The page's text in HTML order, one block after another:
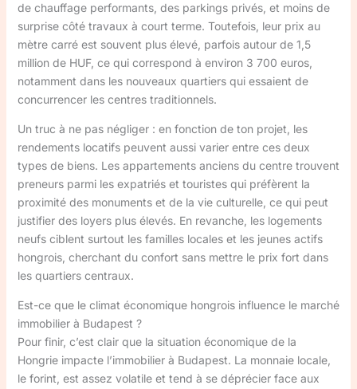
de chauffage performants, des parkings privés, et moins de
surprise côté travaux à court terme. Toutefois, leur prix au
mètre carré est souvent plus élevé, parfois autour de 1,5
million de HUF, ce qui correspond à environ 3 700 euros,
notamment dans les nouveaux quartiers qui essaient de
concurrencer les centres traditionnels.
Un truc à ne pas négliger : en fonction de ton projet, les
rendements locatifs peuvent aussi varier entre ces deux
types de biens. Les appartements anciens du centre trouvent
preneurs parmi les expatriés et touristes qui préfèrent la
proximité des monuments et de la vie culturelle, ce qui peut
justifier des loyers plus élevés. En revanche, les logements
neufs ciblent surtout les familles locales et les jeunes actifs
hongrois, cherchant du confort sans mettre le prix fort dans
les quartiers centraux.
Est-ce que le climat économique hongrois influence le marché
immobilier à Budapest ?
Pour finir, c’est clair que la situation économique de la
Hongrie impacte l’immobilier à Budapest. La monnaie locale,
le forint, est assez volatile et tend à se déprécier face aux